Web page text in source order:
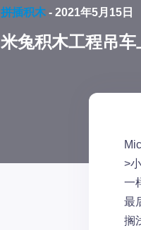
拼插积木 - 2021年5月15日
米兔积木工程吊车
>
一
最
搁